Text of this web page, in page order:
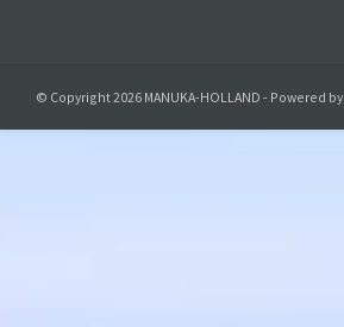
© Copyright 2026 MANUKA-HOLLAND - Powered by